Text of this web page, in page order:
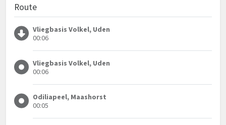
Route
Vliegbasis Volkel, Uden
00:06
Vliegbasis Volkel, Uden
00:06
Odiliapeel, Maashorst
00:05